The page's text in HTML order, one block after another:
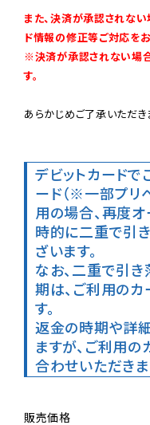
また、決済が承認されな
ド情報の修正等ご対応をお
※決済が承認されない場
す。
あらかじめご了承いただき
デビットカード
ード（※一部プリ
用の場合、再度
時的に二重で引
ざいます。
なお、二重で引
期は、ご利用のカ
す。
返金の時期や詳
ますが、ご利用
合わせいただきま